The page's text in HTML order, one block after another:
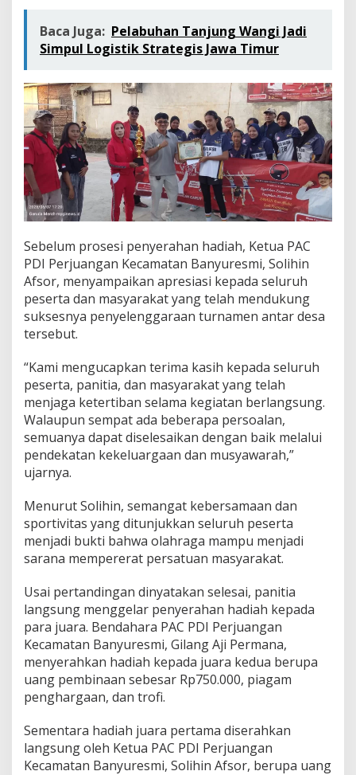
Baca Juga: Pelabuhan Tanjung Wangi Jadi
Simpul Logistik Strategis Jawa Timur
Sebelum prosesi penyerahan hadiah, Ketua PAC
PDI Perjuangan Kecamatan Banyuresmi, Solihin
Afsor, menyampaikan apresiasi kepada seluruh
peserta dan masyarakat yang telah mendukung
suksesnya penyelenggaraan turnamen antar desa
tersebut.
“Kami mengucapkan terima kasih kepada seluruh
peserta, panitia, dan masyarakat yang telah
menjaga ketertiban selama kegiatan berlangsung.
Walaupun sempat ada beberapa persoalan,
semuanya dapat diselesaikan dengan baik melalui
pendekatan kekeluargaan dan musyawarah,”
ujarnya.
Menurut Solihin, semangat kebersamaan dan
sportivitas yang ditunjukkan seluruh peserta
menjadi bukti bahwa olahraga mampu menjadi
sarana mempererat persatuan masyarakat.
Usai pertandingan dinyatakan selesai, panitia
langsung menggelar penyerahan hadiah kepada
para juara. Bendahara PAC PDI Perjuangan
Kecamatan Banyuresmi, Gilang Aji Permana,
menyerahkan hadiah kepada juara kedua berupa
uang pembinaan sebesar Rp750.000, piagam
penghargaan, dan trofi.
Sementara hadiah juara pertama diserahkan
langsung oleh Ketua PAC PDI Perjuangan
Kecamatan Banyuresmi, Solihin Afsor, berupa uang